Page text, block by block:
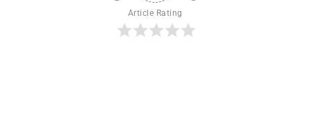
Article Rating